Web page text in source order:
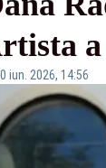
a
iun. 2026, 14:56